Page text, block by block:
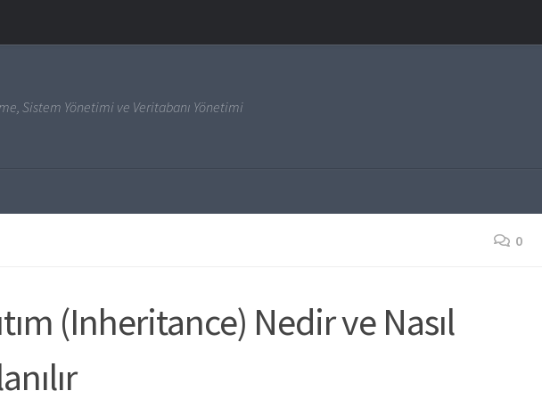
Sistem Yönetimi ve Veritabanı Yönetimi
0
(Inheritance) Nedir ve Nasıl